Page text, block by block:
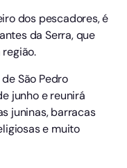
dos pescadores, é
da Serra, que
São Pedro
junho e reunirá
juninas, barracas
e muito